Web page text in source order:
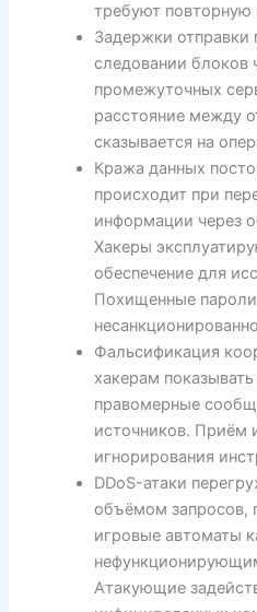
требуют повторную
Задержки
следовании блоков
промежуточных
расстояние между
сказывается на
Кража данных
происходит при
информации через
Хакеры
обеспечение для
Похищенные
Фальсификация
хакерам
правомерные
источников. Приём
игнорирования
DDoS-атаки
объёмом запросов,
игровые автоматы
Атакующие